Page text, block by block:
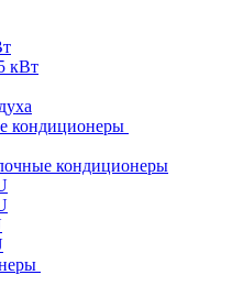
кВт
кондиционеры
кондиционеры